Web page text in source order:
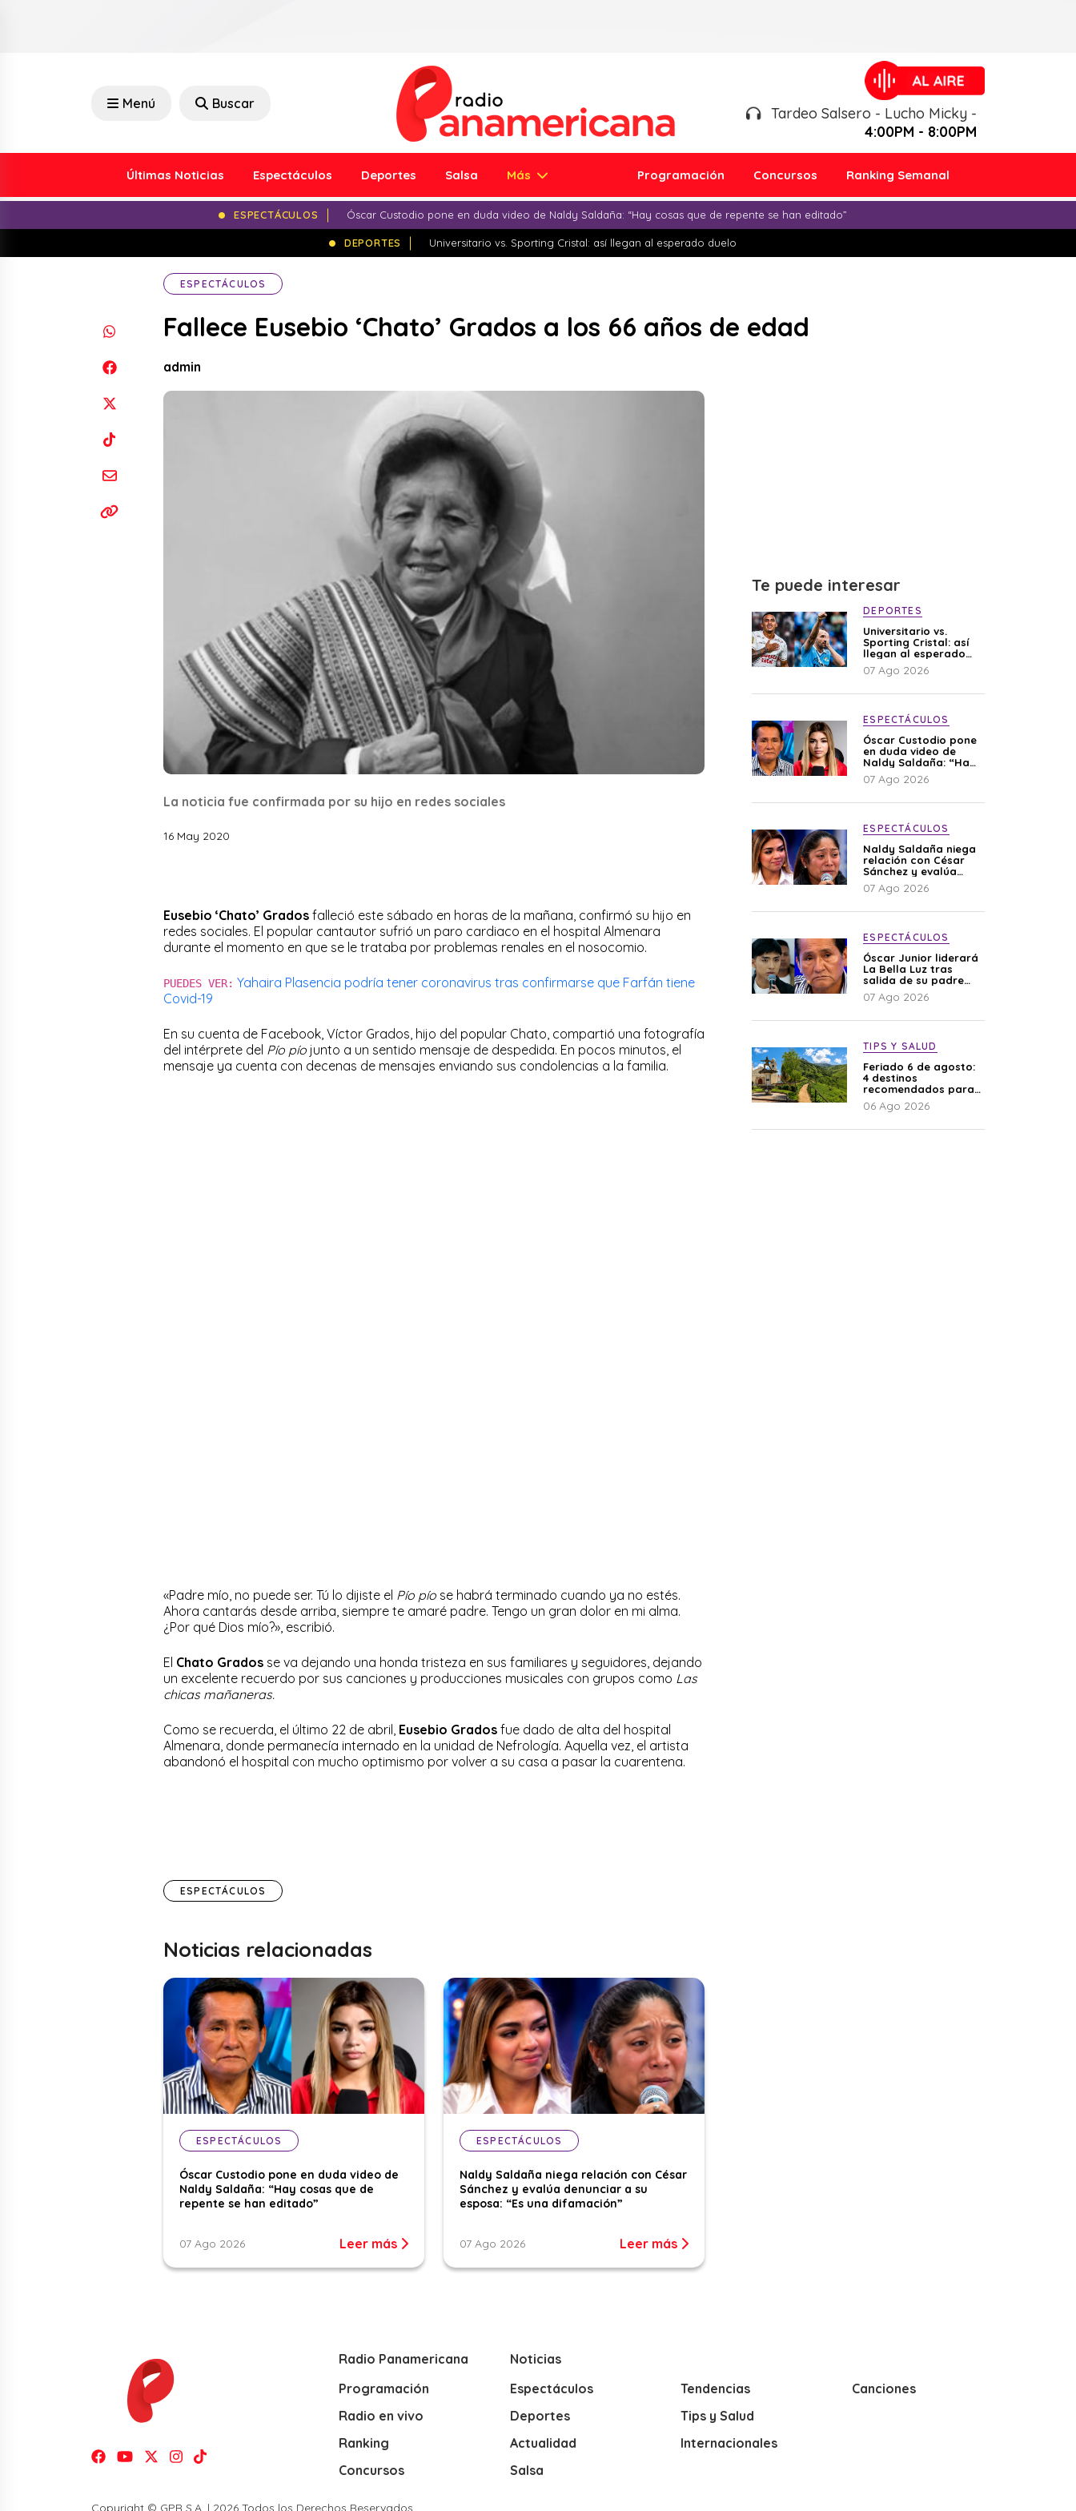
Menú Buscar
Tardeo Salsero - Lucho Micky -
4:00PM - 8:00PM
Últimas Noticias Espectáculos Deportes Salsa Más Programación Concursos Ranking Semanal
ESPECTÁCULOS Óscar Custodio pone en duda video de Naldy Saldaña: “Hay cosas que de repente se han editado”
DEPORTES Universitario vs. Sporting Cristal: así llegan al esperado duelo
ESPECTÁCULOS
Fallece Eusebio ‘Chato’ Grados a los 66 años de edad
admin
La noticia fue confirmada por su hijo en redes sociales
16 May 2020
Eusebio ‘Chato’ Grados falleció este sábado en horas de la mañana, confirmó su hijo en
redes sociales. El popular cantautor sufrió un paro cardiaco en el hospital Almenara
durante el momento en que se le trataba por problemas renales en el nosocomio.
PUEDES VER: Yahaira Plasencia podría tener coronavirus tras confirmarse que Farfán tiene
Covid-19
En su cuenta de Facebook, Víctor Grados, hijo del popular Chato, compartió una fotografía
del intérprete del Pío pío junto a un sentido mensaje de despedida. En pocos minutos, el
mensaje ya cuenta con decenas de mensajes enviando sus condolencias a la familia.
«Padre mío, no puede ser. Tú lo dijiste el Pío pío se habrá terminado cuando ya no estés.
Ahora cantarás desde arriba, siempre te amaré padre. Tengo un gran dolor en mi alma.
¿Por qué Dios mío?», escribió.
El Chato Grados se va dejando una honda tristeza en sus familiares y seguidores, dejando
un excelente recuerdo por sus canciones y producciones musicales con grupos como Las
chicas mañaneras.
Como se recuerda, el último 22 de abril, Eusebio Grados fue dado de alta del hospital
Almenara, donde permanecía internado en la unidad de Nefrología. Aquella vez, el artista
abandonó el hospital con mucho optimismo por volver a su casa a pasar la cuarentena.
ESPECTÁCULOS
Noticias relacionadas
ESPECTÁCULOS
Óscar Custodio pone en duda video de
Naldy Saldaña: “Hay cosas que de
repente se han editado”
07 Ago 2026 Leer más
ESPECTÁCULOS
Naldy Saldaña niega relación con César
Sánchez y evalúa denunciar a su
esposa: “Es una difamación”
07 Ago 2026 Leer más
Te puede interesar
DEPORTES
Universitario vs.
Sporting Cristal: así
llegan al esperado
duelo
07 Ago 2026
ESPECTÁCULOS
Óscar Custodio pone
en duda video de
Naldy Saldaña: “Hay
cosas que de repente
se han editado”
07 Ago 2026
ESPECTÁCULOS
Naldy Saldaña niega
relación con César
Sánchez y evalúa
denunciar a su
esposa: “Es una
07 Ago 2026
ESPECTÁCULOS
Óscar Junior liderará
La Bella Luz tras
salida de su padre
por polémica con
Naldy Saldaña
07 Ago 2026
TIPS Y SALUD
Feriado 6 de agosto:
4 destinos
recomendados para
disfrutar el descanso
06 Ago 2026
Radio Panamericana
Programación
Radio en vivo
Ranking
Concursos
Noticias
Espectáculos
Deportes
Actualidad
Salsa
Tendencias
Tips y Salud
Internacionales
Canciones